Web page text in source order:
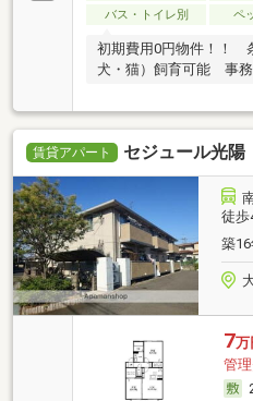
バス・トイレ別
ペ
初期費用0円物件！！
犬・猫）飼育可能 事務
賃貸アパート セジュール光陽
徒歩
築
7万
管